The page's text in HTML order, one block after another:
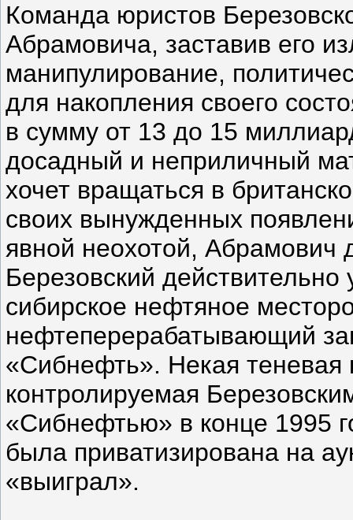
Команда юристов
Абрамовича, заставив его
манипулирование,
для накопления своего
в сумму от 13 до 15
досадный и неприличный
хочет вращаться в
своих вынужденных
явной неохотой, Абрамович
Березовский
сибирское нефтяное
нефтеперерабатывающий
«Сибнефть». Некая теневая
контролируемая
«Сибнефтью» в конце 1995
была приватизирована на
«выиграл».